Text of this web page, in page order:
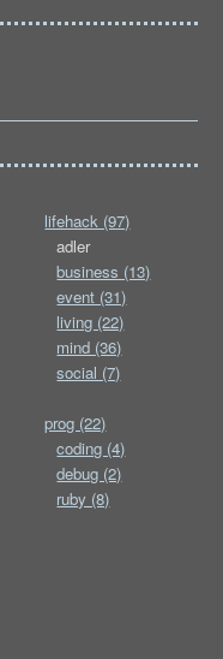
lifehack (97)
adler
business (13)
event (31)
living (22)
mind (36)
social (7)
prog (22)
coding (4)
debug (2)
ruby (8)